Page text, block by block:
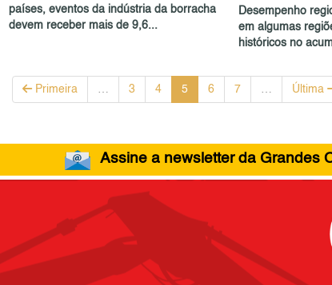
países, eventos da indústria da borracha
devem receber mais de 9,6...
Desempenho
em algumas
históricos no
Primeira 3 4 5 6 7 Última
Assine a newsletter da Grandes